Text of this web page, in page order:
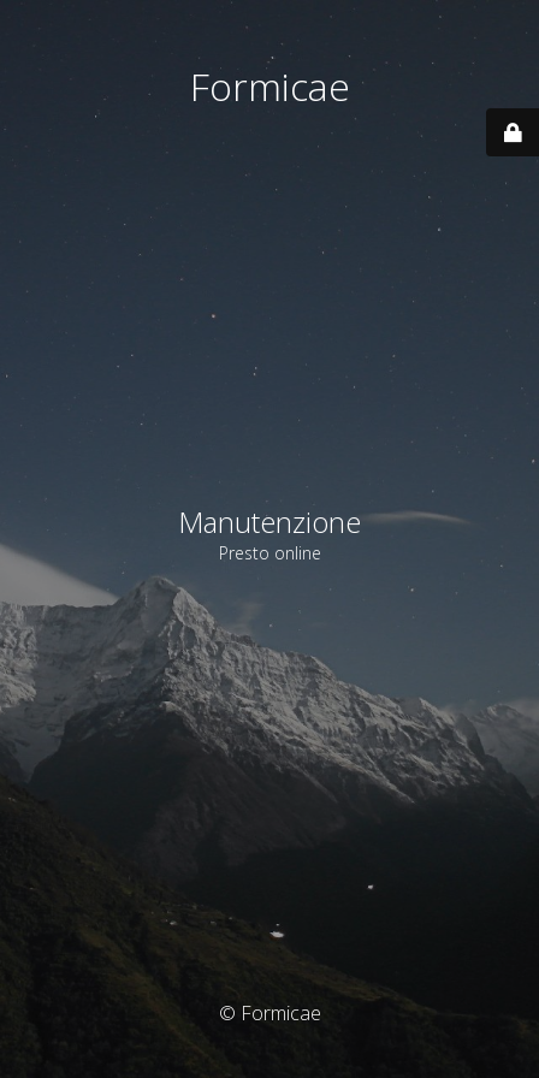
Formicae
Manutenzione
Presto online
© Formicae